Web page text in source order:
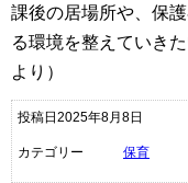
課後の居場所や、保
る環境を整えていき
より）
投稿日2025年8月8日
カテゴリー 保育